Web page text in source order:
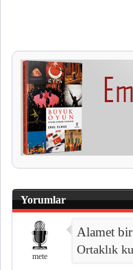
Yorumlar
mete
Alamet
Ortaklık